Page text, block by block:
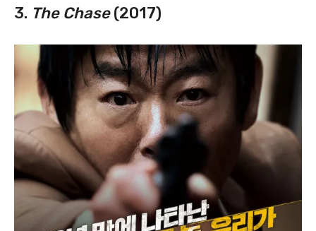
3. The Chase(2017)